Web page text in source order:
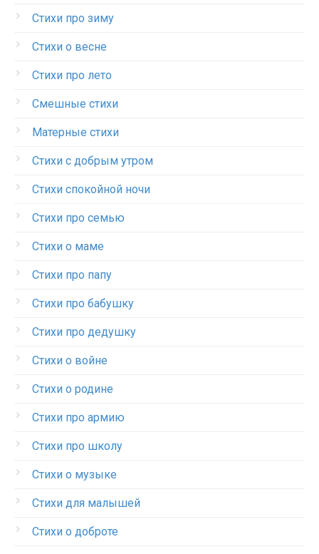
Стихи про зиму
Стихи о весне
Стихи про лето
Смешные стихи
Матерные стихи
Стихи с добрым утром
Стихи спокойной ночи
Стихи про семью
Стихи о маме
Стихи про папу
Стихи про бабушку
Стихи про дедушку
Стихи о войне
Стихи о родине
Стихи про армию
Стихи про школу
Стихи о музыке
Стихи для малышей
Стихи о доброте